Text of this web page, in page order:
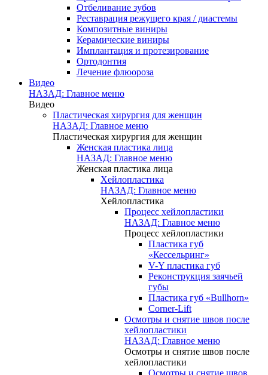
Отбеливание зубов
Реставрация режущего края / диастемы
Композитные виниры
Керамические виниры
Имплантация и протезирование
Ортодонтия
Лечение флюороза
Видео
НАЗАД: Главное меню
Видео
Пластическая хирургия для женщин
НАЗАД: Главное меню
Пластическая хирургия для женщин
Женская пластика лица
НАЗАД: Главное меню
Женская пластика лица
Хейлопластика
НАЗАД: Главное меню
Хейлопластика
Процесс хейлопластики
НАЗАД: Главное меню
Процесс хейлопластики
Пластика губ
«Кессельринг»
V-Y пластика губ
Реконструкция заячьей
губы
Пластика губ «Bullhorn»
Corner-Lift
Осмотры и снятие швов после
хейлопластики
НАЗАД: Главное меню
Осмотры и снятие швов после
хейлопластики
Осмотры и снятие швов